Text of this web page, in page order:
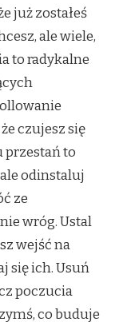
już zostałeś
ale wiele,
to radykalne
czujesz się
przestań to
odinstaluj
ze
wróg. Ustal
wejść na
się ich. Usuń
poczucia
co buduje